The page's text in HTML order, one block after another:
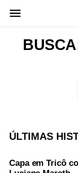
para
conteúdo
ÚLTIMAS
◉
Views
Capa em Tricô